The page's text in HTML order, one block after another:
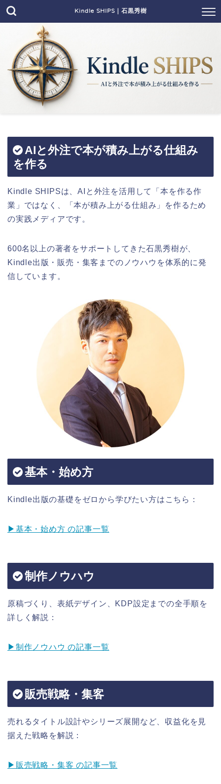
Kindle SHIPS｜石黒秀樹
AIと外注で本が積み上がる仕組み
を作る
Kindle SHIPSは、AIと外注を活用して「本を作る作
業」ではなく、「本が積み上がる仕組み」を作るため
の実践メディアです。
600名以上の著者をサポートしてきた石黒秀樹が、
Kindle出版・販売・集客までのノウハウを体系的に発
信しています。
基本・始め方
Kindle出版の基礎をゼロから学びたい方はこちら：
▶基本・始め方 の記事一覧
制作ノウハウ
原稿づくり、表紙デザイン、KDP設定までの全手順を
詳しく解説：
▶制作ノウハウ の記事一覧
販売戦略・集客
売れるタイトル設計やシリーズ展開など、収益化を見
据えた戦略を解説：
▶販売戦略・集客 の記事一覧